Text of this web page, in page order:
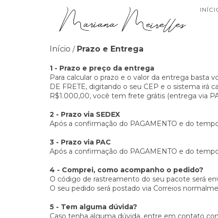
Início / Prazo e Entrega
1 - Prazo e preço da entrega
Para calcular o prazo e o valor da entrega basta
DE FRETE, digitando o seu CEP e o sistema irá
R$1.000,00, você tem frete grátis (entrega via
2 - Prazo via SEDEX
Após a confirmação do PAGAMENTO e do
3 - Prazo via PAC
Após a confirmação do PAGAMENTO e do
4 - Comprei, como acompanho o pedido?
O código de rastreamento do seu pacote será
O seu pedido será postado via Correios
5 - Tem alguma dúvida?
Caso tenha alguma dúvida, entre em contato